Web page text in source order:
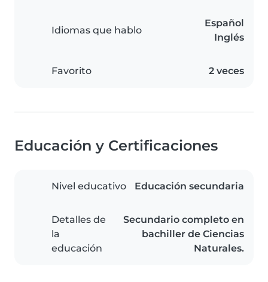
Idiomas que hablo
Español
Inglés
Favorito 2 veces
Educación y Certificaciones
Nivel educativo Educación secundaria
Detalles de
la
educación
Secundario completo en
bachiller de Ciencias
Naturales.